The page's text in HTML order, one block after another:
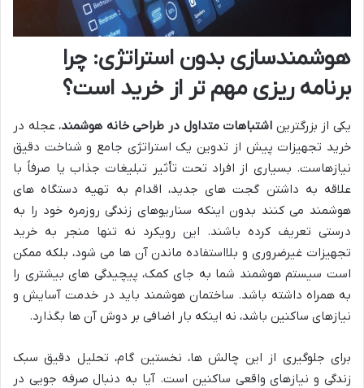
هوشمندسازی بدون استراتژی: چرا
برنامه ریزی مهم تر از خرید است؟
یکی از بزرگترین اشتباهات متداول در طراحی خانه هوشمند، عجله در
خرید تجهیزات پیش از تدوین یک استراتژی جامع و شناخت دقیق
نیازهاست. بسیاری از افراد تحت تأثیر تبلیغات جذاب یا صرفاً با
علاقه به داشتن گجت های جدید، اقدام به تهیه دستگاه های
هوشمند می کنند بدون اینکه سناریوهای زندگی روزمره خود را به
درستی تعریف کرده باشند. این رویکرد نه تنها منجر به خرید
تجهیزات غیرضروری و بلااستفاده ماندن آن ها می شود، بلکه ممکن
است سیستم هوشمند شما به جای کمک، پیچیدگی های بیشتری را
به همراه داشته باشد. ساختمان هوشمند باید در خدمت آسایش و
نیازهای ساکنین باشد، نه اینکه بار اضافی بر دوش آن ها بگذارد.
برای جلوگیری از این چالش ها، نخستین گام، تحلیل دقیق سبک
زندگی و نیازهای واقعی ساکنین است. آیا به دنبال صرفه جویی در